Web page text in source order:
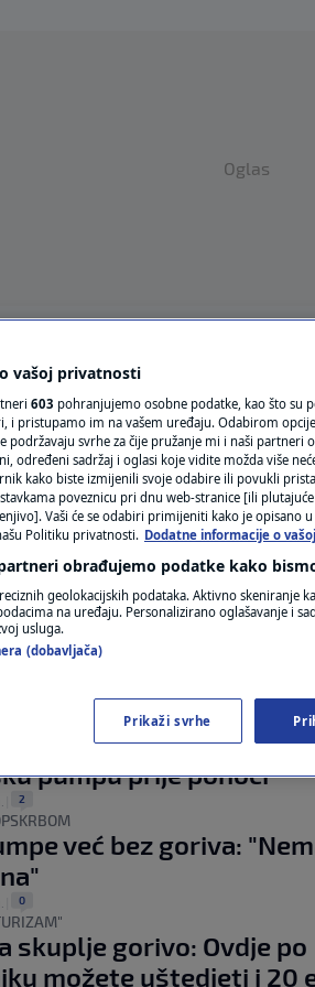
Oglas
VRIJEME
N1 TEME
REGIJA
MAGAZIN
N1 KOMENTAR
KOLUMNE
FOTO
VIDEO
POGOĐENE?
nam nestašica dizela?
u Sloveniji, lako se može
ožu.| 1
s čim je čovjek došao
pumpu prije ponoći
2
već bez goriva:
0
skuplje gorivo: Ovdje po
možete uštedjeti i 20
vašoj privatnosti
603 pohranjujemo osobne podatke, kao što su
i pristupamo im na vašem uređaju. Odabirom
podržavaju svrhe za čije pružanje mi i naši partneri
određeni sadržaj i oglasi koje vidite možda više
kako biste izmijenili svoje odabire ili povukli
poveznicu pri dnu web-stranice [ili
Vaši će se odabiri primijeniti kako je opisano
Politiku privatnosti. Dodatne informacije o
obrađujemo podatke kako
geolokacijskih podataka. Aktivno skeniranje
na uređaju. Personalizirano oglašavanje i
usluga.
(dobavljača)
Prikaži svrhe